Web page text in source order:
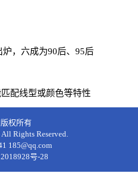
，六成为90后、95后
配线型或颜色等特性
权所有
Rights Reserved.
185@qq.com
号-28